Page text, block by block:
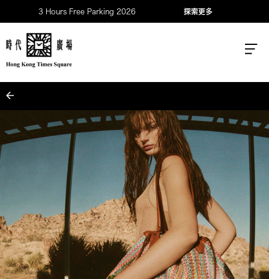
3 Hours Free Parking 2026 探索更多